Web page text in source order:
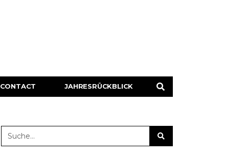
CONTACT JAHRESRÜCKBLICK